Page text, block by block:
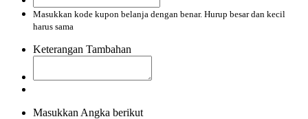
Masukkan kode kupon belanja dengan benar. Hurup besar dan kecil
harus sama
Keterangan Tambahan
Masukkan Angka berikut